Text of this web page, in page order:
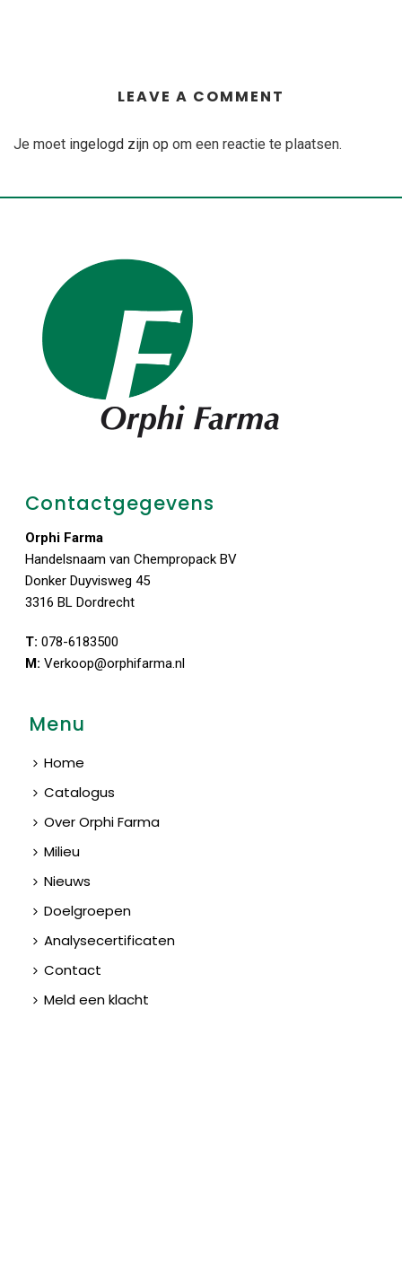
LEAVE A COMMENT
Je moet ingelogd zijn op om een reactie te plaatsen.
Contactgegevens
Orphi Farma
Handelsnaam van Chempropack BV
Donker Duyvisweg 45
3316 BL Dordrecht
T: 078-6183500
M: Verkoop@orphifarma.nl
Menu
Home
Catalogus
Over Orphi Farma
Milieu
Nieuws
Doelgroepen
Analysecertificaten
Contact
Meld een klacht